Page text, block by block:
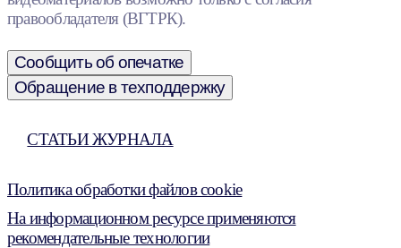
правообладателя (ВГТРК).
Сообщить об опечатке
Обращение в техподдержку
СТАТЬИ ЖУРНАЛА
Политика обработки файлов cookie
На информационном ресурсе применяются
рекомендательные технологии